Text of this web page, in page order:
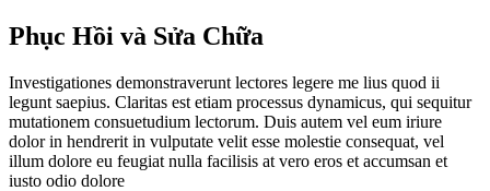
Phục Hồi và Sửa Chữa
Investigationes demonstraverunt lectores legere me lius quod ii
legunt saepius. Claritas est etiam processus dynamicus, qui sequitur
mutationem consuetudium lectorum. Duis autem vel eum iriure
dolor in hendrerit in vulputate velit esse molestie consequat, vel
illum dolore eu feugiat nulla facilisis at vero eros et accumsan et
iusto odio dolore